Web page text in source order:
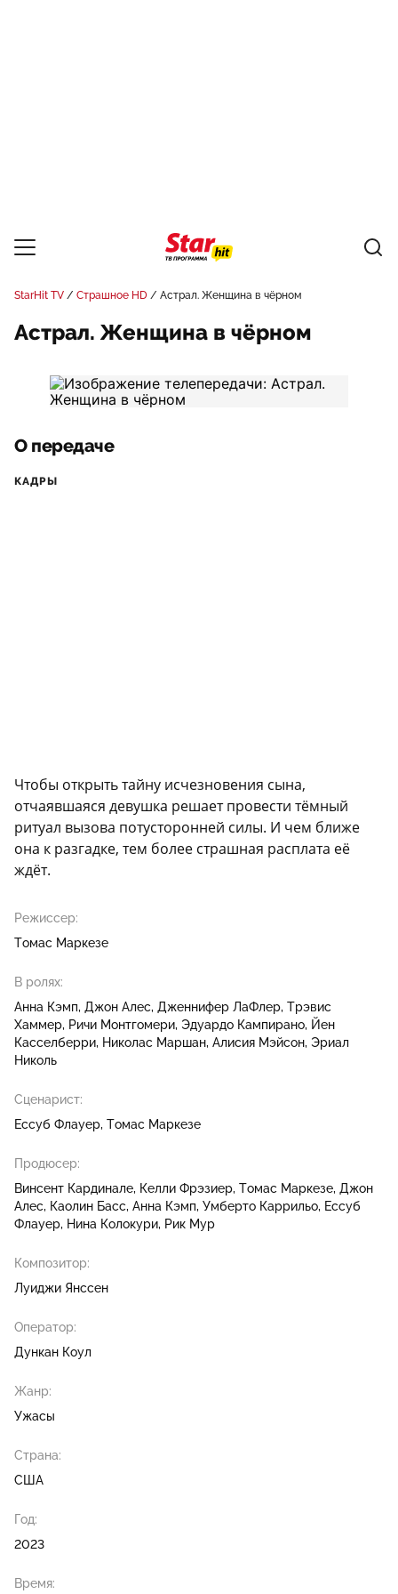
StarHit TV Страшное HD Астрал. Женщина в чёрном
Астрал. Женщина в чёрном
О передаче
КАДРЫ
Чтобы открыть тайну исчезновения сына,
отчаявшаяся девушка решает провести тёмный
ритуал вызова потусторонней силы. И чем ближе
она к разгадке, тем более страшная расплата её
ждёт.
Режиссер:
Томас Маркезе
В ролях:
Анна Кэмп Джон Алес Дженнифер ЛаФлер Трэвис
Хаммер Ричи Монтгомери Эдуардо Кампирано Йен
Касселберри Николас Маршан Алисия Мэйсон Эриал
Николь
Сценарист:
Ессуб Флауер Томас Маркезе
Продюсер:
Винсент Кардинале Келли Фрэзиер Томас Маркезе Джон
Алес Каолин Басс Анна Кэмп Умберто Каррильо Ессуб
Флауер Нина Колокури Рик Мур
Композитор:
Луиджи Янссен
Оператор:
Дункан Коул
Жанр:
Ужасы
Страна:
США
Год:
2023
Время: